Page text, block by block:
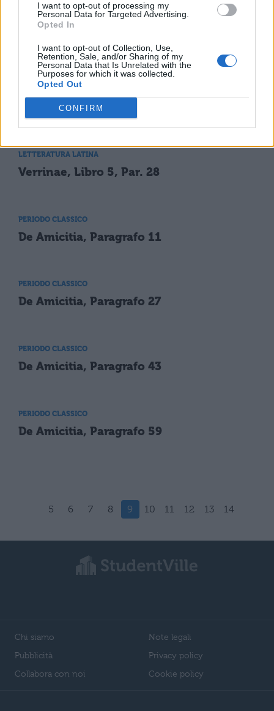
I want to opt-out of processing my
Personal Data for Targeted Advertising.
Opted In
I want to opt-out of Collection, Use,
Retention, Sale, and/or Sharing of my
Personal Data that Is Unrelated with the
Purposes for which it was collected.
Opted Out
CONFIRM
PERIODO CLASSICO
Catilinarie, Libro 4, traduzione Par. 8
PERIODO CLASSICO
Catilinarie, Libro 4, traduzione Par. 24
LETTERATURA LATINA
Verrinae, Libro 5, Par. 28
PERIODO CLASSICO
De Amicitia, Paragrafo 11
PERIODO CLASSICO
De Amicitia, Paragrafo 27
PERIODO CLASSICO
De Amicitia, Paragrafo 43
PERIODO CLASSICO
De Amicitia, Paragrafo 59
5 6 7 8 9 10 11 12 13 14
Chi siamo
Pubblicità
Collabora con noi
Note legali
Privacy policy
Cookie policy